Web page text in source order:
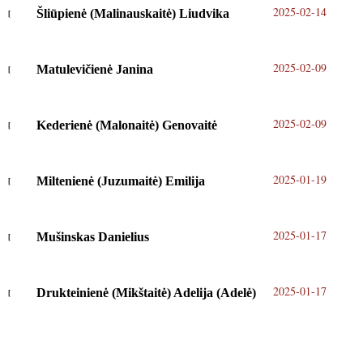
Šliūpienė (Malinauskaitė) Liudvika 2025-02-14
Matulevičienė Janina 2025-02-09
Kederienė (Malonaitė) Genovaitė 2025-02-09
Miltenienė (Juzumaitė) Emilija 2025-01-19
Mušinskas Danielius 2025-01-17
Drukteinienė (Mikštaitė) Adelija (Adelė) 2025-01-17